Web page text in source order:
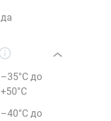
да
–35°C до
+50°C
–40°C до